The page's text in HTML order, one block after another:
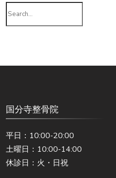
Search
for:
国分寺整骨院
平日：10:00-20:00
土曜日：10:00-14:00
休診日：火・日祝